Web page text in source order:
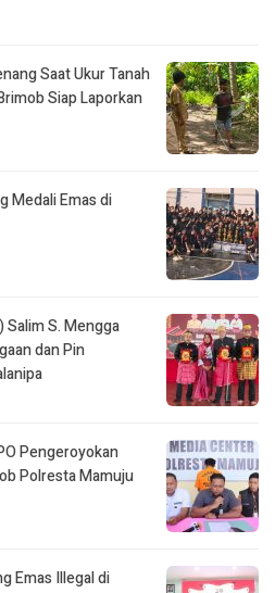
Saat Ukur Tanah
Siap Laporkan
Medali Emas di
S. Mengga
dan Pin
Pengeroyokan
Polresta Mamuju
Emas Illegal di